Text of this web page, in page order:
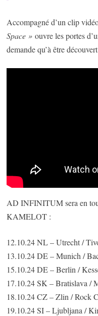
Accompagné d’un clip
Space » ouvre les portes
demande qu’à être
AD INFINITUM sera en
KAMELOT :
12.10.24 NL – Utrecht /
13.10.24 DE – Munich /
15.10.24 DE – Berlin /
17.10.24 SK – Bratislava /
18.10.24 CZ – Zlin / Rock
19.10.24 SI – Ljubljana /